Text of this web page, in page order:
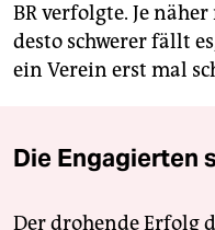
BR verfolgte. Je
desto schwerer fällt
ein Verein erst mal
Die Engagierten
Der drohende Erfolg